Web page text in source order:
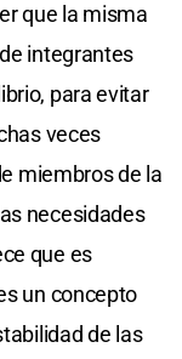
que la misma
integrantes
para evitar
veces
miembros de la
necesidades
que es
un concepto
de las